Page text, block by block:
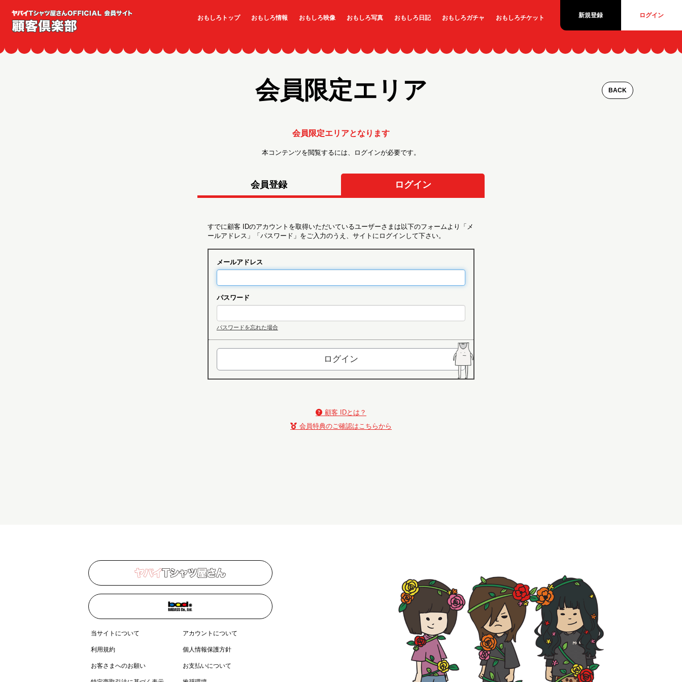
おもしろトップ おもしろ情報 おもしろ映像 おもしろ写真 おもしろ日記 おもしろガチャ おもしろチケット 新規登録 ログイン
会員限定エリア BACK
会員限定エリアとなります
本コンテンツを閲覧するには、ログインが必要です。
会員登録 ログイン
すでに顧客 IDのアカウントを取得いただいているユーザーさまは以下のフォームより「メ
ールアドレス」「パスワード」をご入力のうえ、サイトにログインして下さい。
メールアドレス
パスワード
パスワードを忘れた場合
顧客 IDとは？
会員特典のご確認はこちらから
当サイトについて アカウントについて
利用規約 個人情報保護方針
お客さまへのお願い お支払いについて